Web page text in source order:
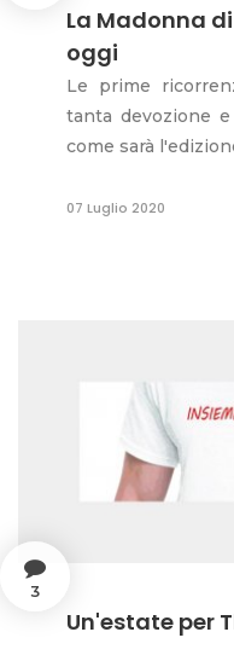
La Madonna
oggi
Le prime
tanta devozione
come sarà
07 Luglio 2020
3
Un'estate per